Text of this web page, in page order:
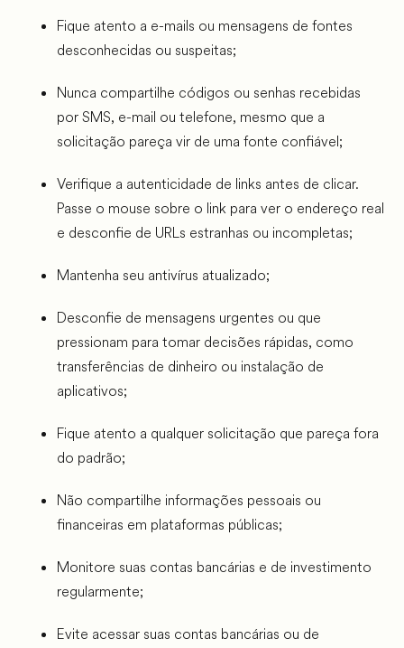
Fique atento a e-mails ou mensagens de fontes
desconhecidas ou suspeitas;
Nunca compartilhe códigos ou senhas recebidas
por SMS, e-mail ou telefone, mesmo que a
solicitação pareça vir de uma fonte confiável;
Verifique a autenticidade de links antes de clicar.
Passe o mouse sobre o link para ver o endereço real
e desconfie de URLs estranhas ou incompletas;
Mantenha seu antivírus atualizado;
Desconfie de mensagens urgentes ou que
pressionam para tomar decisões rápidas, como
transferências de dinheiro ou instalação de
aplicativos;
Fique atento a qualquer solicitação que pareça fora
do padrão;
Não compartilhe informações pessoais ou
financeiras em plataformas públicas;
Monitore suas contas bancárias e de investimento
regularmente;
Evite acessar suas contas bancárias ou de